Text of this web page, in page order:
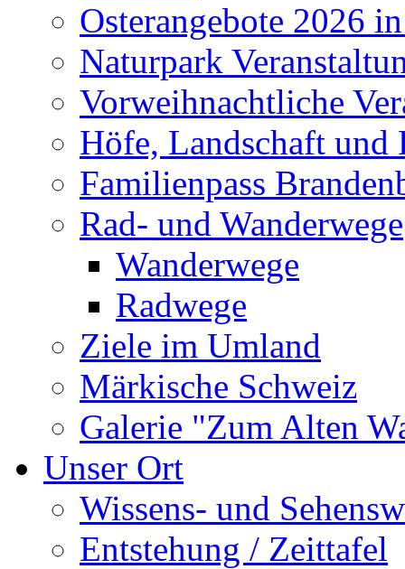
Osterangebote 2026
Naturpark
Vorweihnachtliche
Höfe, Landschaft und
Familienpass
Rad- und Wanderwege
Wanderwege
Radwege
Ziele im Umland
Märkische Schweiz
Galerie "Zum Alten
Unser Ort
Wissens- und
Entstehung / Zeittafel